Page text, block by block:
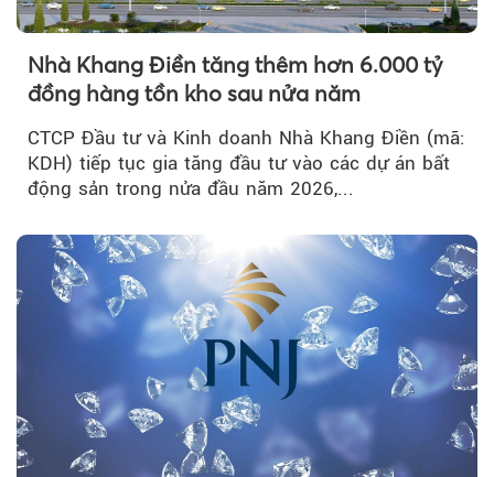
Nhà Khang Điền tăng thêm hơn 6.000 tỷ
đồng hàng tồn kho sau nửa năm
CTCP Đầu tư và Kinh doanh Nhà Khang Điền (mã:
KDH) tiếp tục gia tăng đầu tư vào các dự án bất
động sản trong nửa đầu năm 2026,...